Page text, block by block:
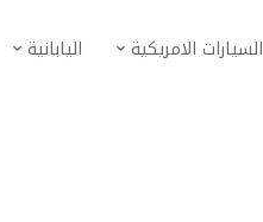
السيارات الامريكية اليابانية